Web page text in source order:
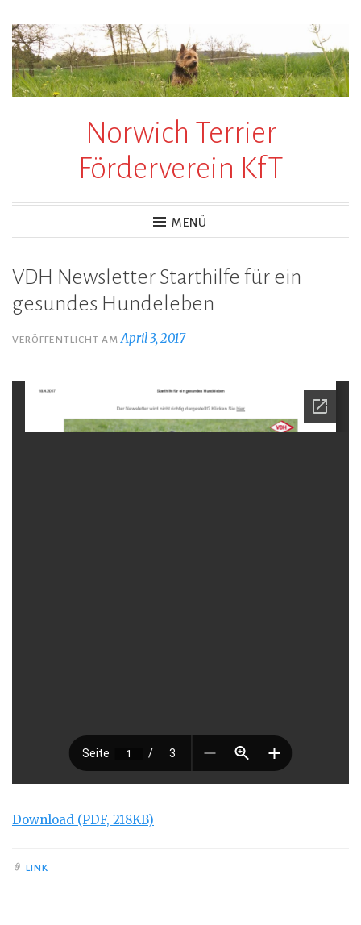
Zum
Inhalt
springen
Norwich Terrier
Förderverein KfT
MENÜ
VDH Newsletter Starthilfe für ein
gesundes Hundeleben
VERÖFFENTLICHT AMApril 3, 2017
Download (PDF, 218KB)
LINK